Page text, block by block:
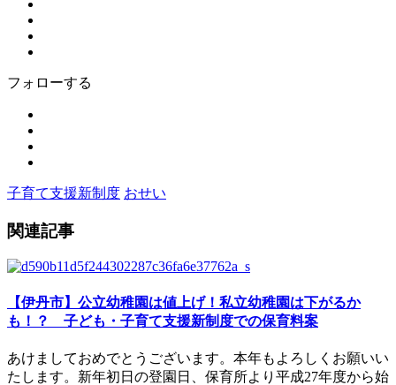
フォローする
子育て支援新制度 おせい
関連記事
【伊丹市】公立幼稚園は値上げ！私立幼稚園は下がるか
も！？ 子ども・子育て支援新制度での保育料案
あけましておめでとうございます。本年もよろしくお願いい
たします。新年初日の登園日、保育所より平成27年度から始